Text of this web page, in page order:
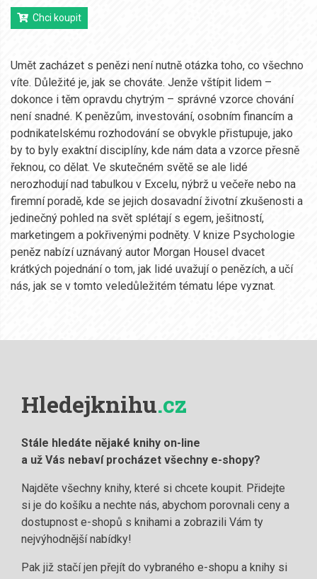
Chci koupit
Umět zacházet s penězi není nutně otázka toho, co všechno
víte. Důležité je, jak se chováte. Jenže vštípit lidem –
dokonce i těm opravdu chytrým – správné vzorce chování
není snadné. K penězům, investování, osobním financím a
podnikatelskému rozhodování se obvykle přistupuje, jako
by to byly exaktní disciplíny, kde nám data a vzorce přesně
řeknou, co dělat. Ve skutečném světě se ale lidé
nerozhodují nad tabulkou v Excelu, nýbrž u večeře nebo na
firemní poradě, kde se jejich dosavadní životní zkušenosti a
jedinečný pohled na svět splétají s egem, ješitností,
marketingem a pokřivenými podněty. V knize Psychologie
peněz nabízí uznávaný autor Morgan Housel dvacet
krátkých pojednání o tom, jak lidé uvažují o penězích, a učí
nás, jak se v tomto veledůležitém tématu lépe vyznat.
Hledejknihu.cz
Stále hledáte nějaké knihy on-line
a už Vás nebaví procházet všechny e-shopy?
Najděte všechny knihy, které si chcete koupit. Přidejte
si je do košíku a nechte nás, abychom porovnali ceny a
dostupnost e-shopů s knihami a zobrazili Vám ty
nejvýhodnější nabídky!
Pak již stačí jen přejít do vybraného e-shopu a knihy si